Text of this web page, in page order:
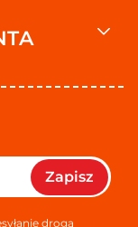
Zapisz
drogą